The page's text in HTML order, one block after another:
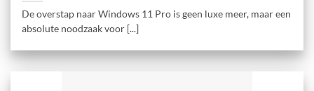
De overstap naar Windows 11 Pro is geen luxe meer, maar een
absolute noodzaak voor [...]